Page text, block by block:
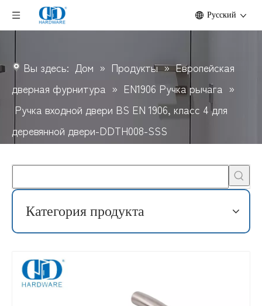
Pусский
Вы здесь: Дом » Продукты »Европейская
дверная фурнитура » EN1906 Ручка рычага »
Ручка входной двери BS EN 1906, класс 4 для
деревянной двери-DDTH008-SSS
Категория продукта